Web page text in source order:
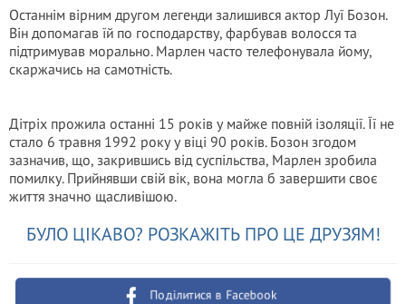
Останнім вірним другом легенди залишився актор Луї Бозон.
Він допомагав їй по господарству, фарбував волосся та
підтримував морально. Марлен часто телефонувала йому,
скаржачись на самотність.
Дітріх прожила останні 15 років у майже повній ізоляції. Її не
стало 6 травня 1992 року у віці 90 років. Бозон згодом
зазначив, що, закрившись від суспільства, Марлен зробила
помилку. Прийнявши свій вік, вона могла б завершити своє
життя значно щасливішою.
БУЛО ЦІКАВО? РОЗКАЖІТЬ ПРО ЦЕ ДРУЗЯМ!
Поділитися в Facebook